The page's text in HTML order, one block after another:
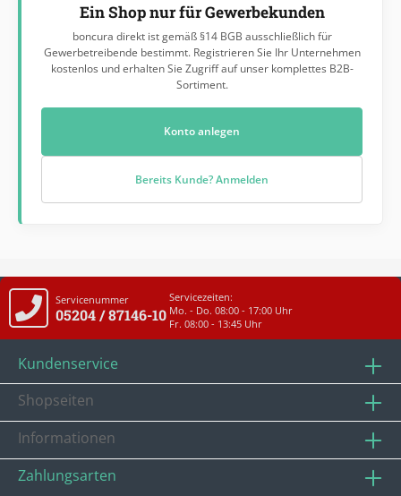
Ein Shop nur für Gewerbekunden
boncura direkt ist gemäß §14 BGB ausschließlich für
Gewerbetreibende bestimmt. Registrieren Sie Ihr Unternehmen
kostenlos und erhalten Sie Zugriff auf unser komplettes B2B-
Sortiment.
Konto anlegen
Bereits Kunde? Anmelden
Servicenummer
05204 / 87146-10
Servicezeiten:
Mo. - Do. 08:00 - 17:00 Uhr
Fr. 08:00 - 13:45 Uhr
Kundenservice
Shopseiten
Informationen
Zahlungsarten